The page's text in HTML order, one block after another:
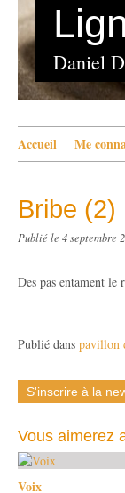
Daniel
Accueil Me
Bribe (2)
Publié le 4 septembre
Des pas entament le
Publié dans pavillon
S'inscrire à la
Vous aimerez
Voix